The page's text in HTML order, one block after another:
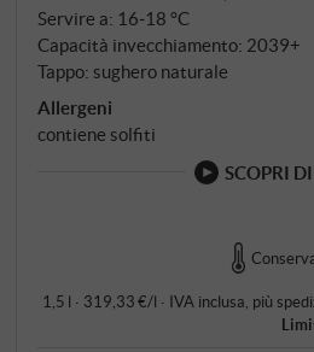
prima di lasciare la cantina. In
di 15 anni prima che venisse
Servire a: 16‑18 °C
Capacità invecchiamento: 2039+
Tappo: sughero naturale
Allergeni
contiene solfiti
SCOPRI
1,5 l · 319,33 €/l · IVA inclusa , più